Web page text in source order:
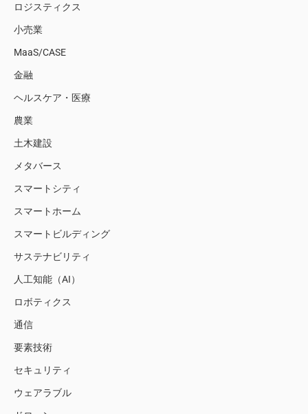
ロジスティクス
小売業
MaaS/CASE
金融
ヘルスケア・医療
農業
土木建設
メタバース
スマートシティ
スマートホーム
スマートビルディング
サステナビリティ
人工知能（AI）
ロボティクス
通信
要素技術
セキュリティ
ウェアラブル